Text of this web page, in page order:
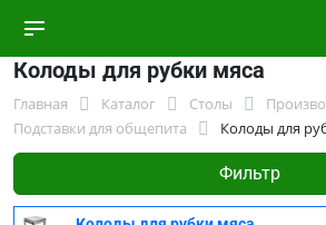
Колоды для рубки мяса
Главная Каталог Столы
Подставки для общепита
Колоды для
Фильтр